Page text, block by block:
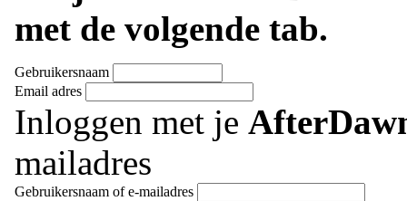
met de volgende tab.
Gebruikersnaam
Email adres
Inloggen met je
mailadres
Gebruikersnaam of e-mailadres